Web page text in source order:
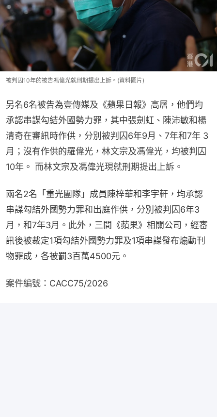
被判囚10年的被告馮偉光就刑期提出上訴。(資料圖片)
另名6名被告為壹傳媒及《蘋果日報》高層，他們均
承認串謀勾結外國勢力罪，其中張劍虹、陳沛敏和楊
清奇在審訊時作供，分別被判囚6年9月、7年和7年 3
月；沒有作供的羅偉光，林文宗及馮偉光，均被判囚
10年。 而林文宗及馮偉光現就刑期提出上訴。
兩名2名「重光團隊」成員陳梓華和李宇軒，均承認
串謀勾結外國勢力罪和出庭作供，分別被判囚6年3
月，和7年3月。此外，三間《蘋果》相關公司，經審
訊後被裁定1項勾結外國勢力罪及1項串謀發布煽動刊
物罪成，各被罰3百萬4500元。
案件編號：CACC75/2026